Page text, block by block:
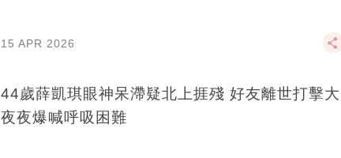
15 APR 2026
44歲薛凱琪眼神呆滯疑北上捱殘 好友離世打擊大
夜夜爆喊呼吸困難